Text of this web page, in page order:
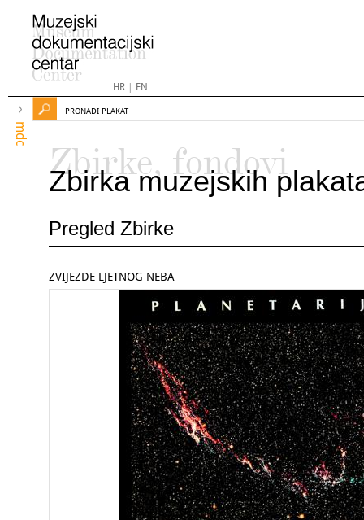
HR| EN
mdc
PRONAĐI PLAKAT
Zbirke, fondovi
Zbirka muzejskih
Pregled Zbirke
ZVIJEZDE LJETNOG NEBA